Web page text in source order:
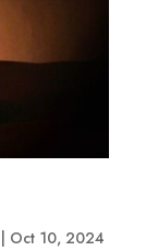
Oct 10, 2024